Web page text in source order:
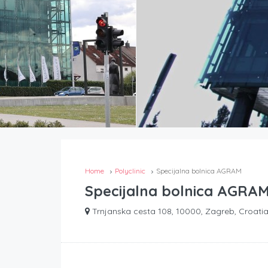
Home Polyclinic Specijalna bolnica AGRAM
Specijalna bolnica
Trnjanska cesta 108, 10000, Zagreb, Croatia